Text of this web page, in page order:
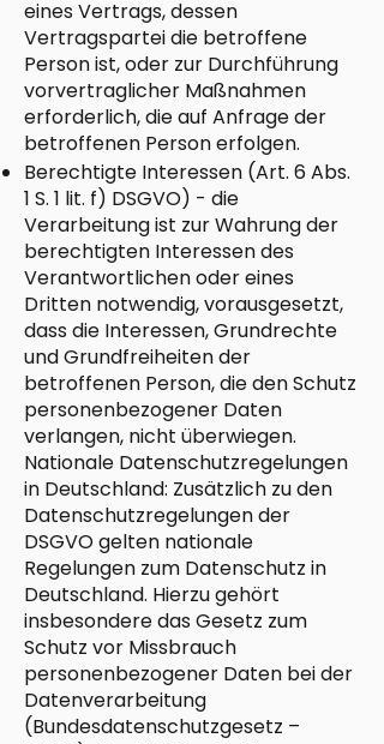
eines Vertrags, dessen
Vertragspartei die betroffene
Person ist, oder zur Durchführung
vorvertraglicher Maßnahmen
erforderlich, die auf Anfrage der
betroffenen Person erfolgen.
Berechtigte Interessen (Art. 6 Abs.
1 S. 1 lit. f) DSGVO) - die
Verarbeitung ist zur Wahrung der
berechtigten Interessen des
Verantwortlichen oder eines
Dritten notwendig, vorausgesetzt,
dass die Interessen, Grundrechte
und Grundfreiheiten der
betroffenen Person, die den Schutz
personenbezogener Daten
verlangen, nicht überwiegen.
Nationale Datenschutzregelungen
in Deutschland: Zusätzlich zu den
Datenschutzregelungen der
DSGVO gelten nationale
Regelungen zum Datenschutz in
Deutschland. Hierzu gehört
insbesondere das Gesetz zum
Schutz vor Missbrauch
personenbezogener Daten bei der
Datenverarbeitung
(Bundesdatenschutzgesetz –